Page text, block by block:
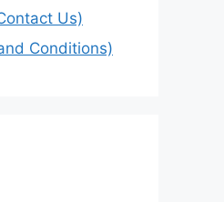
Us)
Conditions)